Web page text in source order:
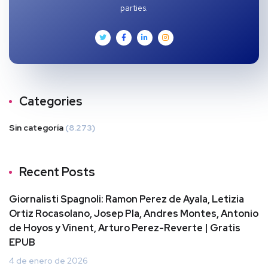
parties.
Categories
Sin categoría (8.273)
Recent Posts
Giornalisti Spagnoli: Ramon Perez de Ayala, Letizia
Ortiz Rocasolano, Josep Pla, Andres Montes, Antonio
de Hoyos y Vinent, Arturo Perez-Reverte | Gratis
EPUB
4 de enero de 2026